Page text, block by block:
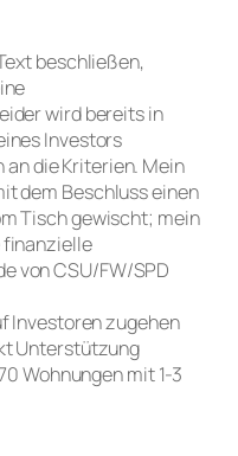
beschließen,
wird bereits in
Investors
die Kriterien. Mein
dem Beschluss einen
Tisch gewischt; mein
finanzielle
von CSU/FW/SPD
Investoren zugehen
Unterstützung
Wohnungen mit 1-3